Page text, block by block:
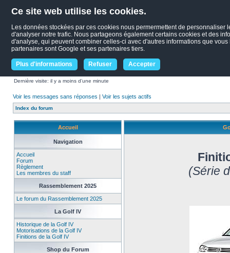
Ce site web utilise les cookies.
Les données stockées par ces cookies nous permermettent de
d'analyser notre trafic. Nous partageons également certains cookies et des
d'analyse, qui peuvent combiner celles-ci avec d'autres informations que
partenaires sont Google et ses partenaires tiers.
Plus d'informations Refuser Accepter
Dernière visite: il y a moins d’une minute
Voir les messages sans réponses | Voir les sujets actifs
Index du forum
Accueil
Navigation
Accueil
Forum
Règlement
Les membres du staff
Rassemblement 2025
Le forum du Rassemblement 2025
La Golf IV
Historique de la Golf IV
Motorisations de la Golf IV
Finitions de la Golf IV
Shop du Forum
(Série